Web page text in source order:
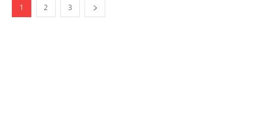
1 2 3